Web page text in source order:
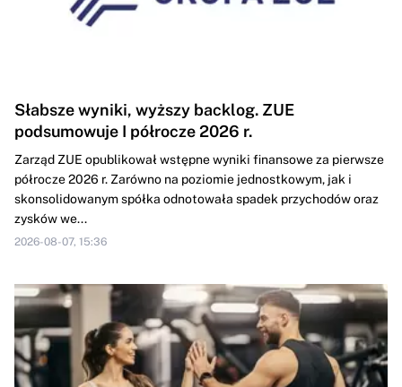
Słabsze wyniki, wyższy backlog. ZUE
podsumowuje I półrocze 2026 r.
Zarząd ZUE opublikował wstępne wyniki finansowe za pierwsze
półrocze 2026 r. Zarówno na poziomie jednostkowym, jak i
skonsolidowanym spółka odnotowała spadek przychodów oraz
zysków we...
2026-08-07, 15:36